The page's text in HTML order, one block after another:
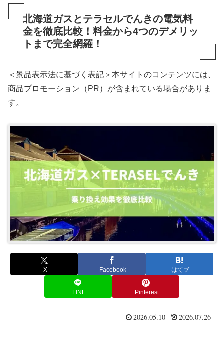
北海道ガスとテラセルでんきの電気料
金を徹底比較！料金から4つのデメリッ
トまで完全網羅！
＜景品表示法に基づく表記＞本サイトのコンテンツには、
商品プロモーション（PR）が含まれている場合がありま
す。
X Facebook はてブ
LINE Pinterest
2026.05.10 2026.07.26